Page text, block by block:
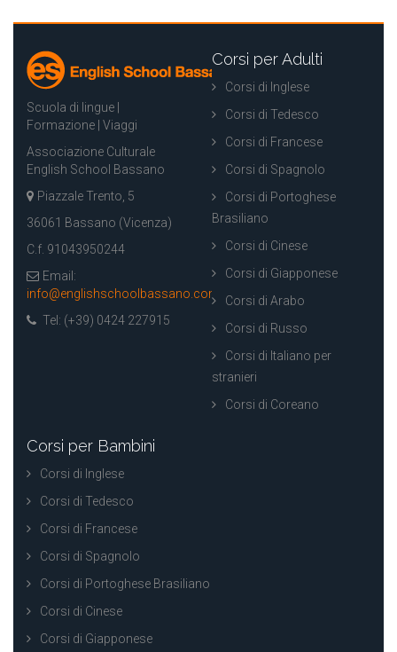
Scuola di lingue |
Formazione | Viaggi
Associazione Culturale
English School Bassano
Piazzale Trento, 5
36061 Bassano (Vicenza)
C.f. 91043950244
Email:
info@englishschoolbassano.com
Tel: (+39) 0424 227915
Corsi per Adulti
Corsi di Inglese
Corsi di Tedesco
Corsi di Francese
Corsi di Spagnolo
Corsi di Portoghese
Brasiliano
Corsi di Cinese
Corsi di Giapponese
Corsi di Arabo
Corsi di Russo
Corsi di Italiano per
stranieri
Corsi di Coreano
Corsi per Bambini
Corsi di Inglese
Corsi di Tedesco
Corsi di Francese
Corsi di Spagnolo
Corsi di Portoghese Brasiliano
Corsi di Cinese
Corsi di Giapponese